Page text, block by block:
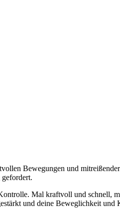
Bewegungen und
Mal kraftvoll und schnell,
und deine Beweglichkeit und